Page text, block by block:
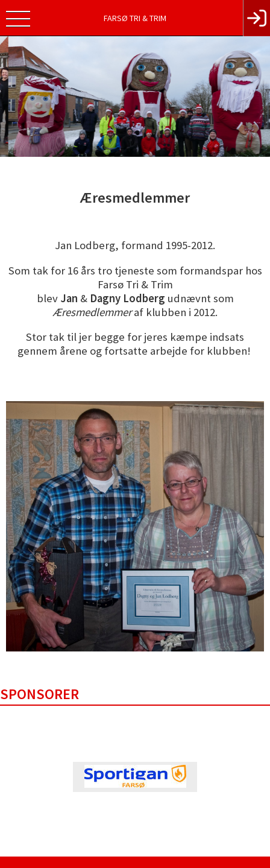
FARSØ TRI & TRIM
Æresmedlemmer
Jan Lodberg, formand 1995-2012.
Som tak for 16 års tro tjeneste som formandspar hos
Farsø Tri & Trim
blev Jan & Dagny Lodberg udnævnt som
Æresmedlemmeraf klubben i 2012.
Stor tak til jer begge for jeres kæmpe indsats
gennem årene og fortsatte arbejde for klubben!
SPONSORER